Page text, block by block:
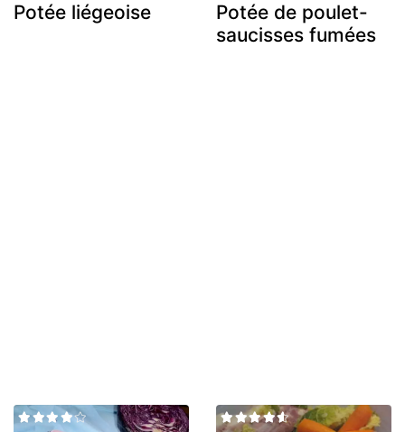
Potée liégeoise
Potée de poulet-
saucisses fumées